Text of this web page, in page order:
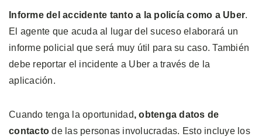
Informe del accidente tanto a la policía como a Uber.
El agente que acuda al lugar del suceso elaborará un
informe policial que será muy útil para su caso. También
debe reportar el incidente a Uber a través de la
aplicación.
Cuando tenga la oportunidad, obtenga datos de
contactode las personas involucradas. Esto incluye los